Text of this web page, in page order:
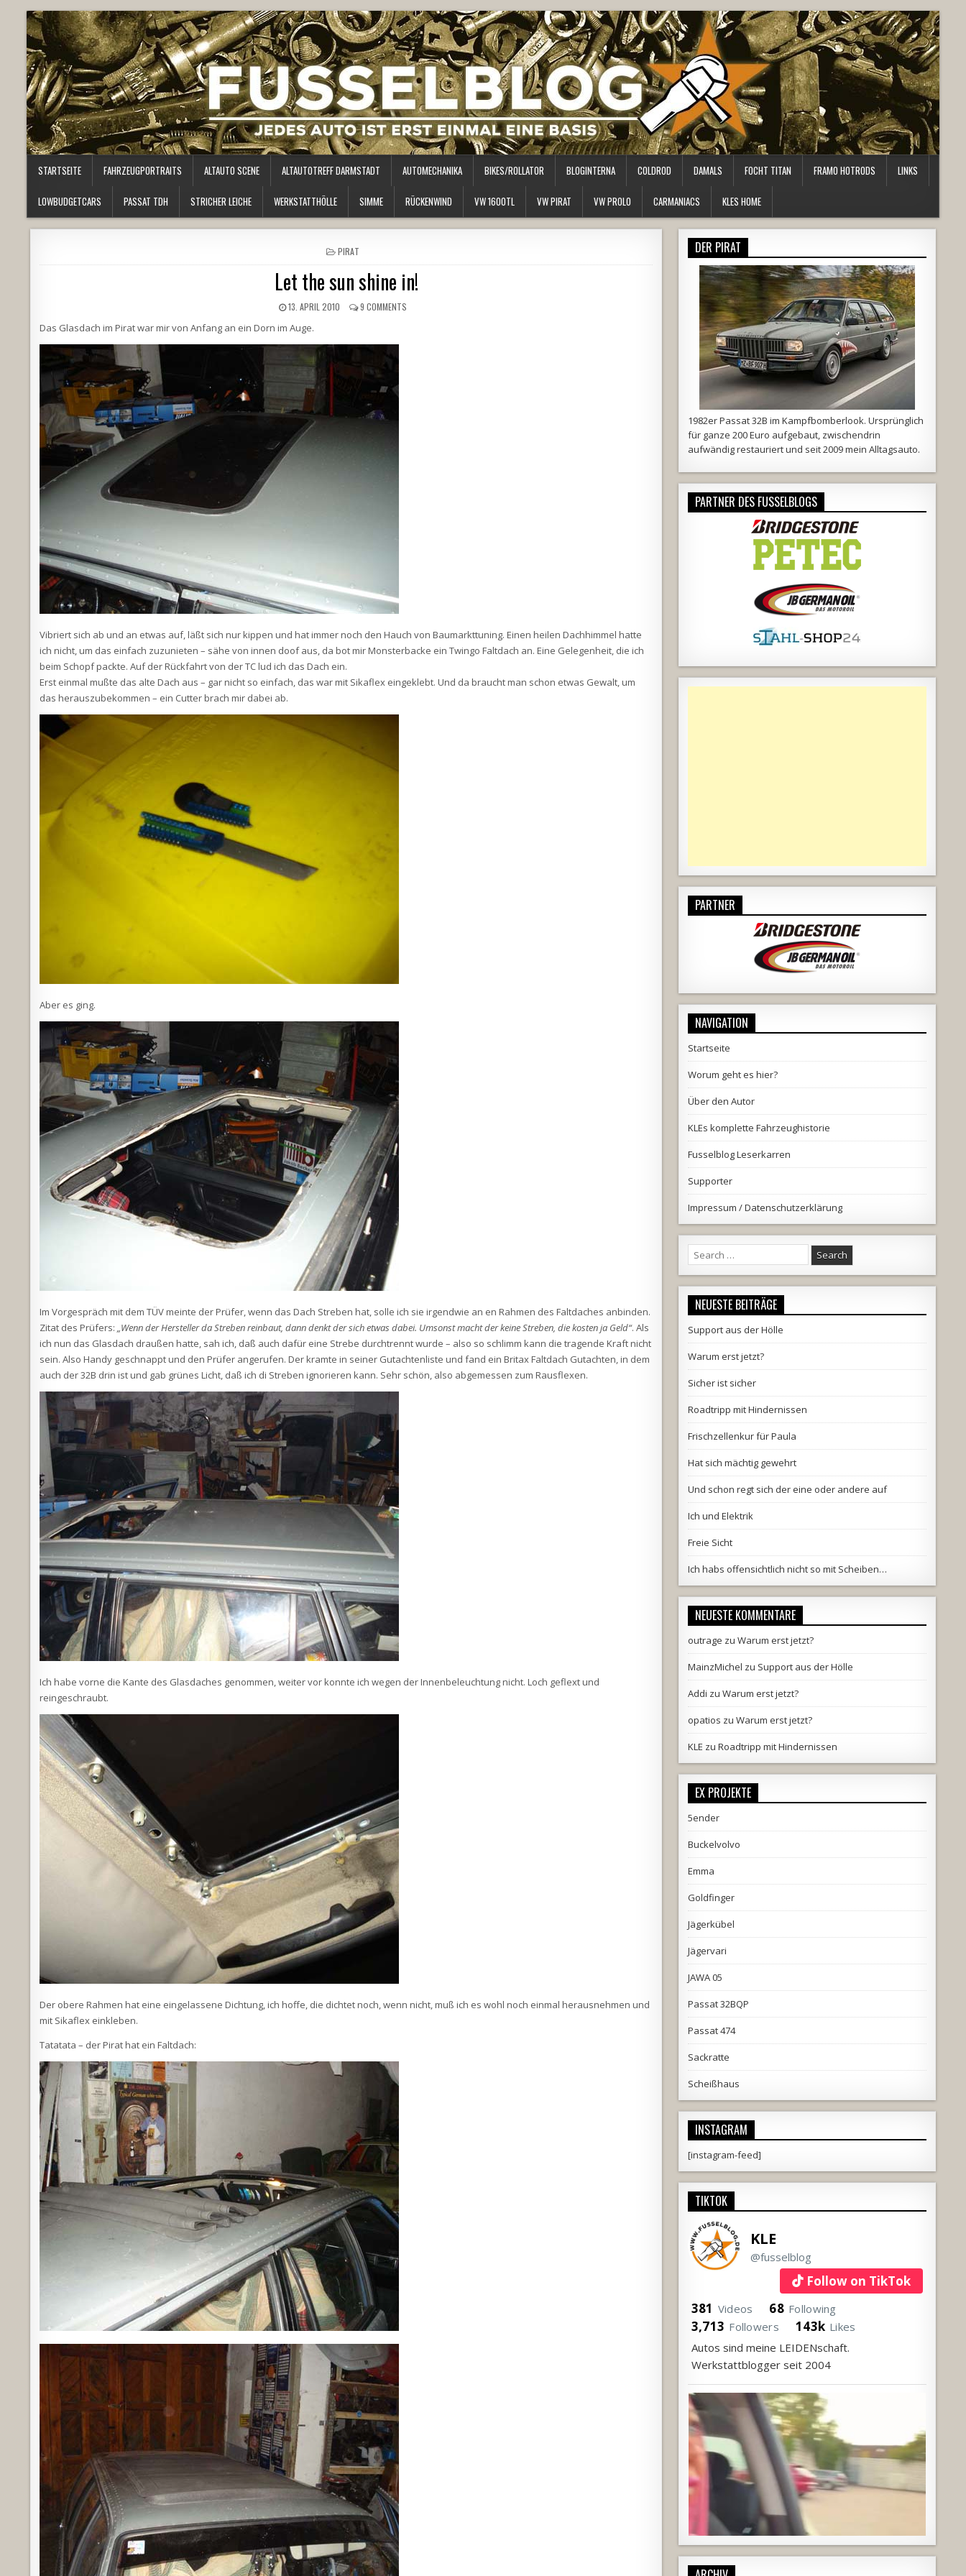
STARTSEITE FAHRZEUGPORTRAITS ALTAUTO SCENE ALTAUTOTREFF DARMSTADT AUTOMECHANIKA BIKES/ROLLATOR BLOGINTERNA COLDROD DAMALS FOCHT TITAN FRAMO HOTRODS LINKS
LOWBUDGETCARS PASSAT TDH STRICHER LEICHE WERKSTATTHÖLLE SIMME RÜCKENWIND VW 1600TL VW PIRAT VW PROLO CARMANIACS KLES HOME
POSTED
IN
PIRAT
Let the sun shine in!
13. APRIL 2010 9 COMMENTS
Das Glasdach im Pirat war mir von Anfang an ein Dorn im Auge.
Vibriert sich ab und an etwas auf, läßt sich nur kippen und hat immer noch den Hauch von Baumarkttuning. Einen heilen Dachhimmel hatte
ich nicht, um das einfach zuzunieten – sähe von innen doof aus, da bot mir Monsterbacke ein Twingo Faltdach an. Eine Gelegenheit, die ich
beim Schopf packte. Auf der Rückfahrt von der TC lud ich das Dach ein.
Erst einmal mußte das alte Dach aus – gar nicht so einfach, das war mit Sikaflex eingeklebt. Und da braucht man schon etwas Gewalt, um
das herauszubekommen – ein Cutter brach mir dabei ab.
Aber es ging.
Im Vorgespräch mit dem TÜV meinte der Prüfer, wenn das Dach Streben hat, solle ich sie irgendwie an en Rahmen des Faltdaches anbinden.
Zitat des Prüfers: „Wenn der Hersteller da Streben reinbaut, dann denkt der sich etwas dabei. Umsonst macht der keine Streben, die kosten ja Geld“. Als
ich nun das Glasdach draußen hatte, sah ich, daß auch dafür eine Strebe durchtrennt wurde – also so schlimm kann die tragende Kraft nicht
sein. Also Handy geschnappt und den Prüfer angerufen. Der kramte in seiner Gutachtenliste und fand ein Britax Faltdach Gutachten, in dem
auch der 32B drin ist und gab grünes Licht, daß ich di Streben ignorieren kann. Sehr schön, also abgemessen zum Rausflexen.
Ich habe vorne die Kante des Glasdaches genommen, weiter vor konnte ich wegen der Innenbeleuchtung nicht. Loch geflext und
reingeschraubt.
Der obere Rahmen hat eine eingelassene Dichtung, ich hoffe, die dichtet noch, wenn nicht, muß ich es wohl noch einmal herausnehmen und
mit Sikaflex einkleben.
Tatatata – der Pirat hat ein Faltdach:
DER PIRAT
1982er Passat 32B im Kampfbomberlook. Ursprünglich
für ganze 200 Euro aufgebaut, zwischendrin
aufwändig restauriert und seit 2009 mein Alltagsauto.
PARTNER DES FUSSELBLOGS
PARTNER
NAVIGATION
Startseite
Worum geht es hier?
Über den Autor
KLEs komplette Fahrzeughistorie
Fusselblog Leserkarren
Supporter
Impressum / Datenschutzerklärung
Search
for:
NEUESTE BEITRÄGE
Support aus der Hölle
Warum erst jetzt?
Sicher ist sicher
Roadtripp mit Hindernissen
Frischzellenkur für Paula
Hat sich mächtig gewehrt
Und schon regt sich der eine oder andere auf
Ich und Elektrik
Freie Sicht
Ich habs offensichtlich nicht so mit Scheiben…
NEUESTE KOMMENTARE
outrage zu Warum erst jetzt?
MainzMichel zu Support aus der Hölle
Addi zu Warum erst jetzt?
opatios zu Warum erst jetzt?
KLE zu Roadtripp mit Hindernissen
EX PROJEKTE
5ender
Buckelvolvo
Emma
Goldfinger
Jägerkübel
Jägervari
JAWA 05
Passat 32BQP
Passat 474
Sackratte
Scheißhaus
INSTAGRAM
[instagram-feed]
TIKTOK
KLE
@fusselblog
Follow on TikTok
381 Videos 68 Following
3,713 Followers 143k Likes
Autos sind meine LEIDENschaft.
Werkstattblogger seit 2004